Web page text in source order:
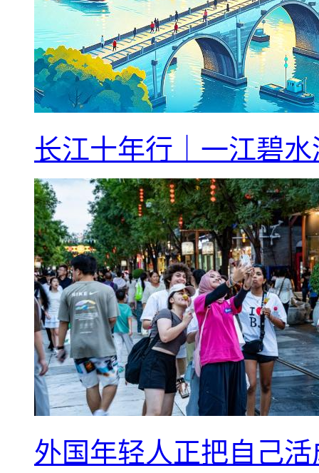
长江十年行｜一江碧
外国年轻人正把自己活